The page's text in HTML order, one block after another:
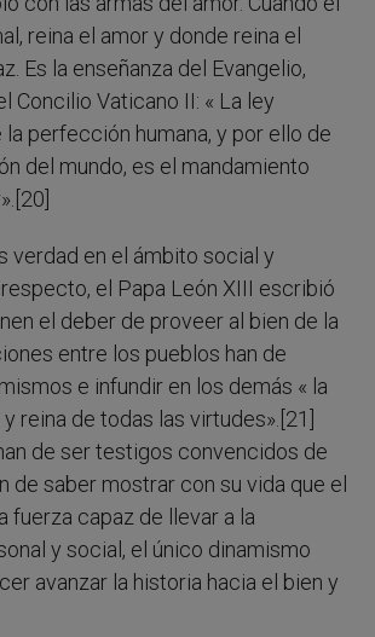
reina el amor y donde reina el
Es la enseñanza del Evangelio,
Concilio Vaticano II: « La ley
perfección humana, y por ello de
del mundo, es el mandamiento
verdad en el ámbito social y
el Papa León XIII escribió
el deber de proveer al bien de la
entre los pueblos han de
e infundir en los demás « la
reina de todas las virtudes».[21]
de ser testigos convencidos de
de saber mostrar con su vida que el
fuerza capaz de llevar a la
y social, el único dinamismo
avanzar la historia hacia el bien y